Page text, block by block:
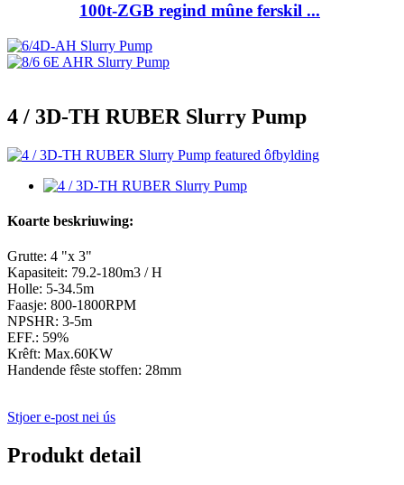
100t-ZGB regind mûne ferskil ...
4 / 3D-TH RUBER Slurry Pump
Koarte beskriuwing:
Grutte: 4 "x 3"
Kapasiteit: 79.2-180m3 / H
Holle: 5-34.5m
Faasje: 800-1800RPM
NPSHR: 3-5m
EFF.: 59%
Krêft: Max.60KW
Handende fêste stoffen: 28mm
Stjoer e-post nei ús
Produkt detail